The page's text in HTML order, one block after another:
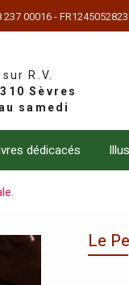
237 00016 -
R.V.
dédicacés
Le